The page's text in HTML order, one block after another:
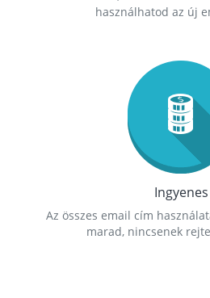
használhatod az új
Ingyenes
Az összes email cím
marad, nincsenek